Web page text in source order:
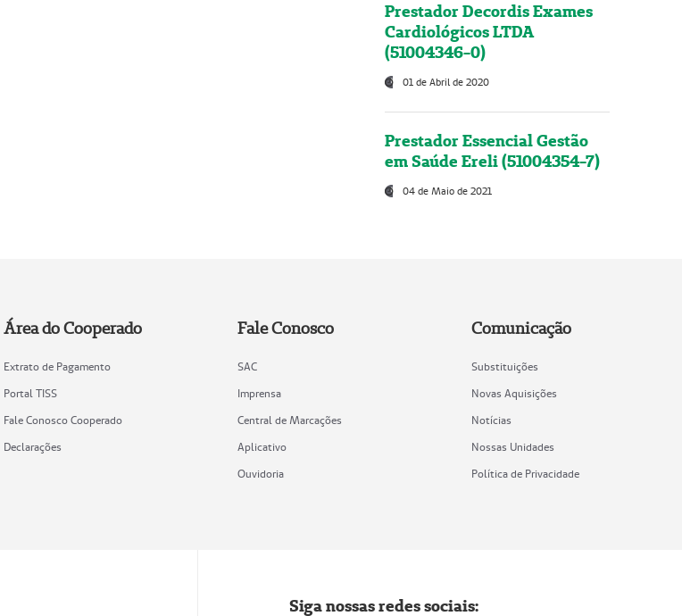
Prestador Decordis Exames
Cardiológicos LTDA
(51004346-0)
01 de Abril de 2020
Prestador Essencial Gestão
em Saúde Ereli (51004354-7)
04 de Maio de 2021
Área do Cooperado
Extrato de Pagamento
Portal TISS
Fale Conosco Cooperado
Declarações
Fale Conosco
SAC
Imprensa
Central de Marcações
Aplicativo
Ouvidoria
Comunicação
Substituições
Novas Aquisições
Notícias
Nossas Unidades
Política de Privacidade
Siga nossas redes sociais: